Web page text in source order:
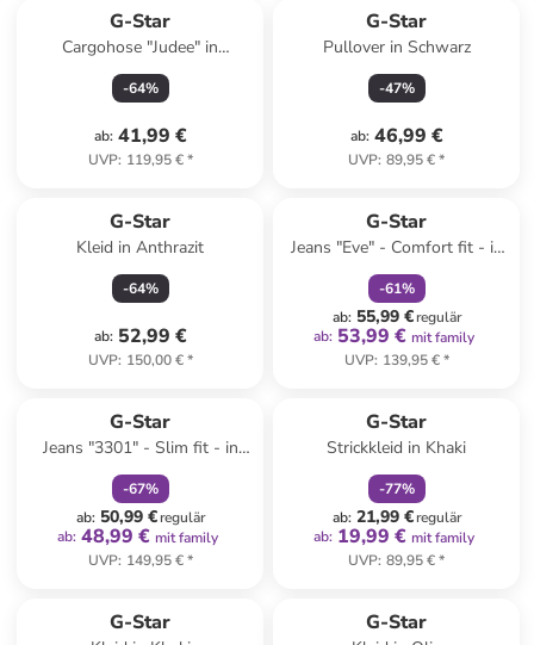
G-Star
Cargohose "Judee" in
Dunkelblau
-64%
ab: 41,99 €
UVP: 119,95 €*
G-Star
Pullover in Schwarz
-47%
ab: 46,99 €
UVP: 89,95 €*
G-Star
Kleid in Anthrazit
-64%
ab: 52,99 €
UVP: 150,00 €*
G-Star
Jeans "Eve" - Comfort fit - in
Grau
-61%
ab: 55,99 €regulär
ab: 53,99 € mit family
UVP: 139,95 €*
G-Star
Jeans "3301" - Slim fit - in
Hellblau
-67%
ab: 50,99 €regulär
ab: 48,99 € mit family
UVP: 149,95 €*
G-Star
Strickkleid in Khaki
-77%
ab: 21,99 €regulär
ab: 19,99 € mit family
UVP: 89,95 €*
G-Star G-Star